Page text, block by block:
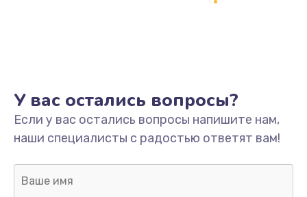
Не включается
1400 руб.
Заказать
У вас остались вопросы?
Если у вас остались вопросы напишите нам,
наши специалисты с радостью ответят вам!